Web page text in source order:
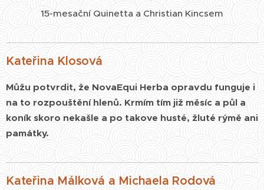
15-mesační Quinetta a Christian Kincsem
Kateřina Klosová
Můžu potvrdit, že NovaEqui Herba opravdu funguje i
na to rozpouštění hlenů. Krmím tím již měsíc a půl a
koník skoro nekašle a po takove husté, žluté rýmě ani
památky.
Kateřina Málková a Michaela Rodová